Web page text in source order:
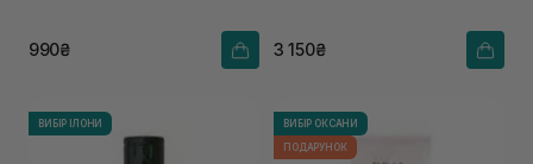
волосся 80 мл
990₴ 3 150₴
ВИБІР ІЛОНИ
ВИБІР ОКСАНИ
ПОДАРУНОК